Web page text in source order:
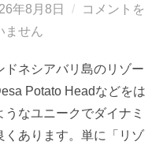
年8月8日
コメントを
ません
ネシアバリ島のリゾー
Potato Headなどをは
なユニークでダイナミ
くあります。単に「リゾ